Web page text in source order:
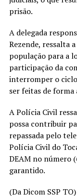
prisão.
A delegada
Rezende, ressalta
população para a
participação da
interromper o
ser feitas de forma
A Polícia Civil
possa contribuir
repassada pelo
Polícia Civil do
DEAM no número
garantido.
(Da Dicom SSP TO)